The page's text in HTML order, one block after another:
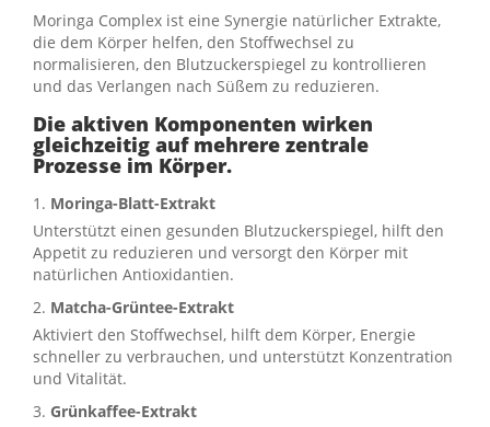
Moringa Complex ist eine Synergie natürlicher Extrakte,
die dem Körper helfen, den Stoffwechsel zu
normalisieren, den Blutzuckerspiegel zu kontrollieren
und das Verlangen nach Süßem zu reduzieren.
Die aktiven Komponenten wirken
gleichzeitig auf mehrere zentrale
Prozesse im Körper.
1. Moringa-Blatt-Extrakt
Unterstützt einen gesunden Blutzuckerspiegel, hilft den
Appetit zu reduzieren und versorgt den Körper mit
natürlichen Antioxidantien.
2. Matcha-Grüntee-Extrakt
Aktiviert den Stoffwechsel, hilft dem Körper, Energie
schneller zu verbrauchen, und unterstützt Konzentration
und Vitalität.
3. Grünkaffee-Extrakt